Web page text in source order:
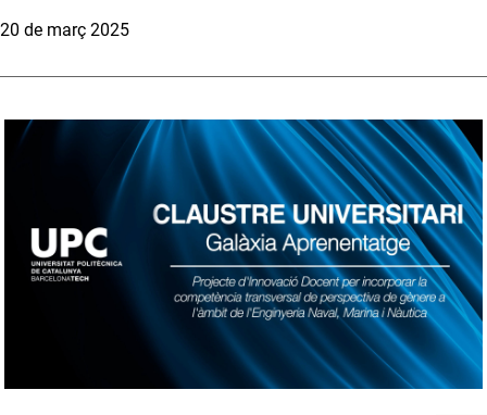
20 de març 2025